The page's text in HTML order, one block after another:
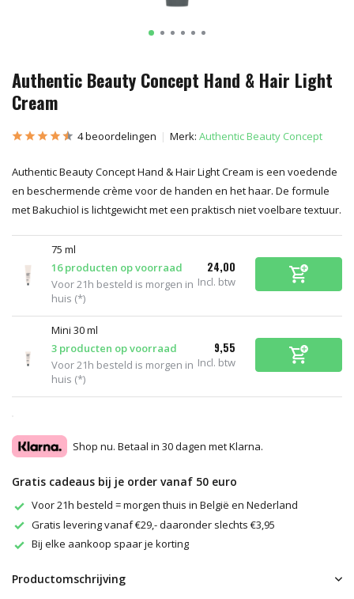
Authentic Beauty Concept Hand & Hair Light
Cream
4 beoordelingen Merk: Authentic Beauty Concept
Authentic Beauty Concept Hand & Hair Light Cream is een voedende
en beschermende crème voor de handen en het haar. De formule
met Bakuchiol is lichtgewicht met een praktisch niet voelbare textuur.
75 ml
16 producten op voorraad
Voor 21h besteld is morgen in
huis (*)
24,00
Incl. btw
Mini 30 ml
3 producten op voorraad
Voor 21h besteld is morgen in
huis (*)
9,55
Incl. btw
Shop nu. Betaal in 30 dagen met Klarna.
Gratis cadeaus bij je order vanaf 50 euro
Voor 21h besteld = morgen thuis in België en Nederland
Gratis levering vanaf €29,- daaronder slechts €3,95
Bij elke aankoop spaar je korting
Productomschrijving